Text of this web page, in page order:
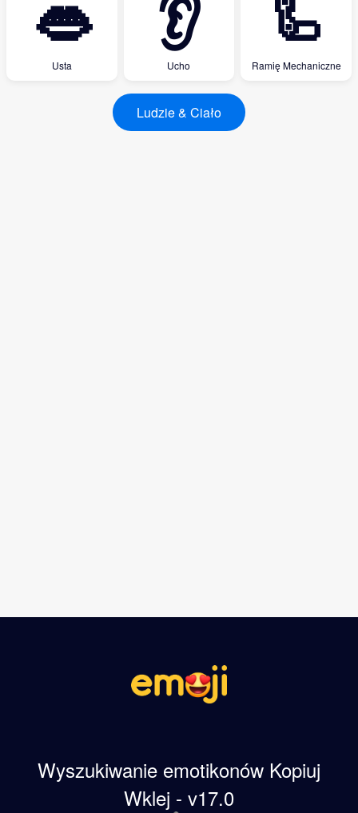
👄
Usta
👂
Ucho
🦾
Ramię Mechaniczne
Ludzie & Ciało
Wyszukiwanie emotikonów Kopiuj
Wklej - v17.0